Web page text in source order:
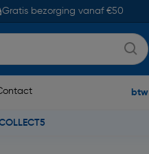
Gratis bezorging vanaf €50
btw